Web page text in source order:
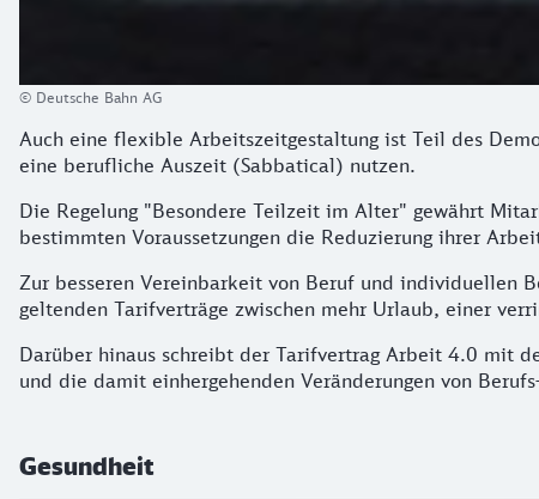
© Deutsche Bahn AG
Auch eine flexible Arbeitszeitgestaltung ist Teil des
eine berufliche Auszeit (Sabbatical) nutzen.
Die Regelung "Besondere Teilzeit im Alter" gewährt
bestimmten Voraussetzungen die Reduzierung ihrer
Zur besseren Vereinbarkeit von Beruf und individuellen
geltenden Tarifverträge zwischen mehr Urlaub, einer
Darüber hinaus schreibt der Tarifvertrag Arbeit 4.0 mit
und die damit einhergehenden Veränderungen von
Gesundheit